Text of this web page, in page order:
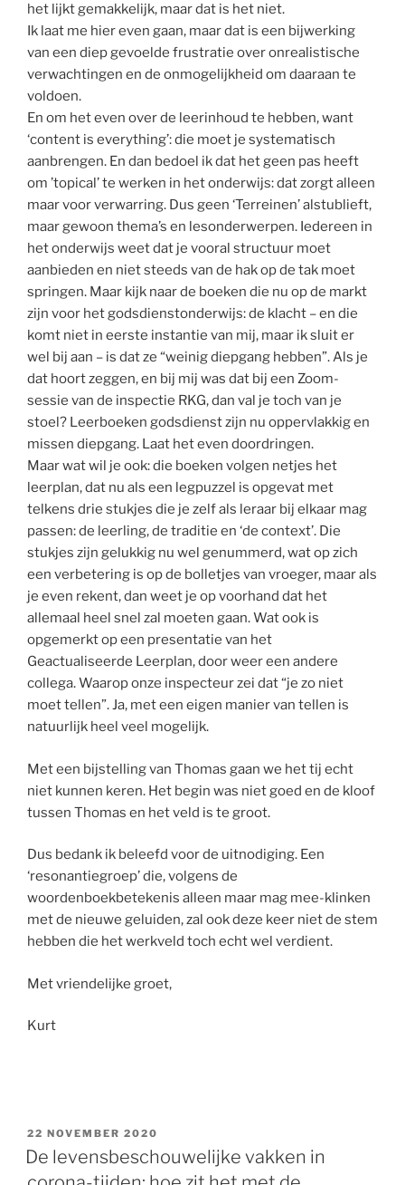
het lijkt gemakkelijk, maar dat is het niet.
Ik laat me hier even gaan, maar dat is een bijwerking
van een diep gevoelde frustratie over onrealistische
verwachtingen en de onmogelijkheid om daaraan te
voldoen.
En om het even over de leerinhoud te hebben, want
‘content is everything’: die moet je systematisch
aanbrengen. En dan bedoel ik dat het geen pas heeft
om ’topical’ te werken in het onderwijs: dat zorgt alleen
maar voor verwarring. Dus geen ‘Terreinen’ alstublieft,
maar gewoon thema’s en lesonderwerpen. Iedereen in
het onderwijs weet dat je vooral structuur moet
aanbieden en niet steeds van de hak op de tak moet
springen. Maar kijk naar de boeken die nu op de markt
zijn voor het godsdienstonderwijs: de klacht – en die
komt niet in eerste instantie van mij, maar ik sluit er
wel bij aan – is dat ze “weinig diepgang hebben”. Als je
dat hoort zeggen, en bij mij was dat bij een Zoom-
sessie van de inspectie RKG, dan val je toch van je
stoel? Leerboeken godsdienst zijn nu oppervlakkig en
missen diepgang. Laat het even doordringen.
Maar wat wil je ook: die boeken volgen netjes het
leerplan, dat nu als een legpuzzel is opgevat met
telkens drie stukjes die je zelf als leraar bij elkaar mag
passen: de leerling, de traditie en ‘de context’. Die
stukjes zijn gelukkig nu wel genummerd, wat op zich
een verbetering is op de bolletjes van vroeger, maar als
je even rekent, dan weet je op voorhand dat het
allemaal heel snel zal moeten gaan. Wat ook is
opgemerkt op een presentatie van het
Geactualiseerde Leerplan, door weer een andere
collega. Waarop onze inspecteur zei dat “je zo niet
moet tellen”. Ja, met een eigen manier van tellen is
natuurlijk heel veel mogelijk.
Met een bijstelling van Thomas gaan we het tij echt
niet kunnen keren. Het begin was niet goed en de kloof
tussen Thomas en het veld is te groot.
Dus bedank ik beleefd voor de uitnodiging. Een
‘resonantiegroep’ die, volgens de
woordenboekbetekenis alleen maar mag mee-klinken
met de nieuwe geluiden, zal ook deze keer niet de stem
hebben die het werkveld toch echt wel verdient.
Met vriendelijke groet,
Kurt
GEPLAATST
OP
22 NOVEMBER 2020
De levensbeschouwelijke vakken in